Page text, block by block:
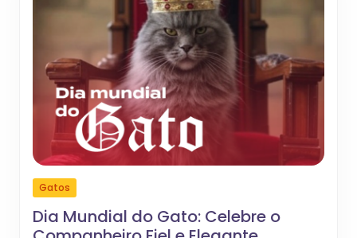
Gatos
Dia Mundial do Gato: Celebre o